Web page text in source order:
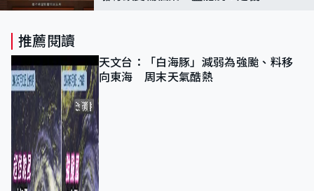
推薦閱讀
天文台：「白海豚」減弱為強颱、料移
向東海 周末天氣酷熱